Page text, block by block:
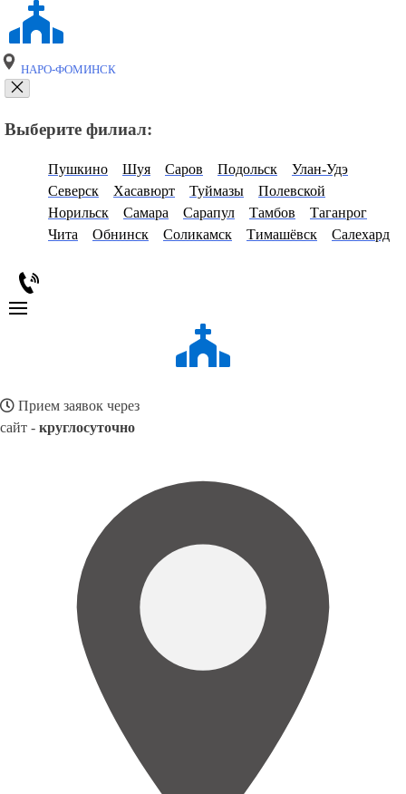
НАРО-ФОМИНСК
Выберите филиал:
Пушкино Шуя Саров Подольск
Улан-Удэ
Северск
Хасавюрт Туймазы
Полевской
Норильск
Самара Сарапул Тамбов
Таганрог
Чита
Обнинск Соликамск Тимашёвск Салехард
Прием заявок через
сайт - круглосуточно